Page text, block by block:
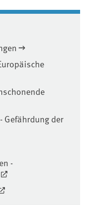
Gefährdung der
-